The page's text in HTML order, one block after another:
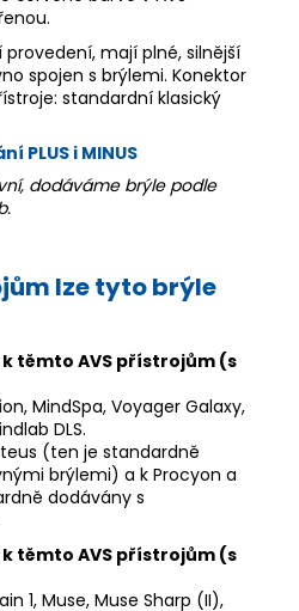
mají plné, silnější
spojen s brýlemi. Konektor
standardní klasický
PLUS i MINUS
dodáváme brýle podle
lze tyto brýle
těmto AVS přístrojům (s
MindSpa, Voyager Galaxy,
DLS.
(ten je standardně
brýlemi) a k Procyon a
dodávány s
těmto AVS přístrojům (s
1, Muse, Muse Sharp (II),